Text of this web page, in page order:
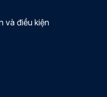
và điều kiện